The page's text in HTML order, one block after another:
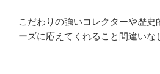
こだわりの強いコレクターや歴史
ーズに応えてくれること間違いな